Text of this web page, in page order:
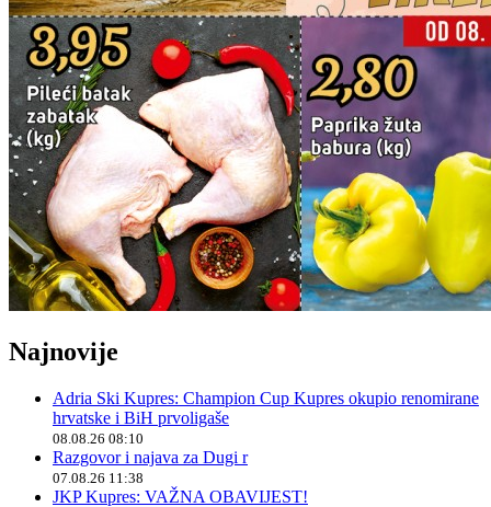
Najnovije
Adria Ski Kupres: Champion Cup Kupres okupio renomirane
hrvatske i BiH prvoligaše
08.08.26 08:10
Razgovor i najava za Dugi r
07.08.26 11:38
JKP Kupres: VAŽNA OBAVIJEST!